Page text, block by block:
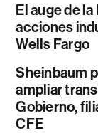
El auge de
acciones
Wells Fargo
Sheinbaum
ampliar
Gobierno,
CFE